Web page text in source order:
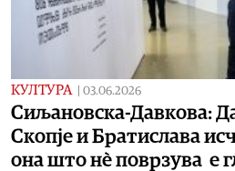
КУЛТУРА 03.06.2026
Сиљановска-Давкова:
Скопје и Братислава
она што нѐ поврзува е